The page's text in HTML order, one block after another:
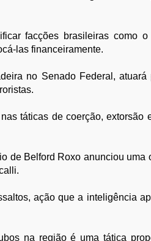
facções brasileiras como
las financeiramente.
no Senado Federal,
táticas de coerção, extorsão
de Belford Roxo anunciou uma
ação que a inteligência
na região é uma tática